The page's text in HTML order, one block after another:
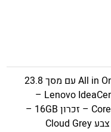
מחשב לנובו All in One עם מסך 23.8
אינץ Lenovo IdeaCentre AIO i –
מעבד Core 7 240H – זכרון 16GB –